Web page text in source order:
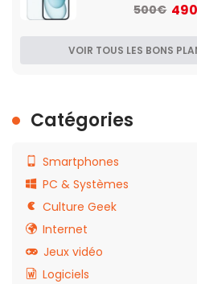
500€
VOIR TOUS LES BONS
Catégories
Smartphones
PC & Systèmes
Culture Geek
Internet
Jeux vidéo
Logiciels